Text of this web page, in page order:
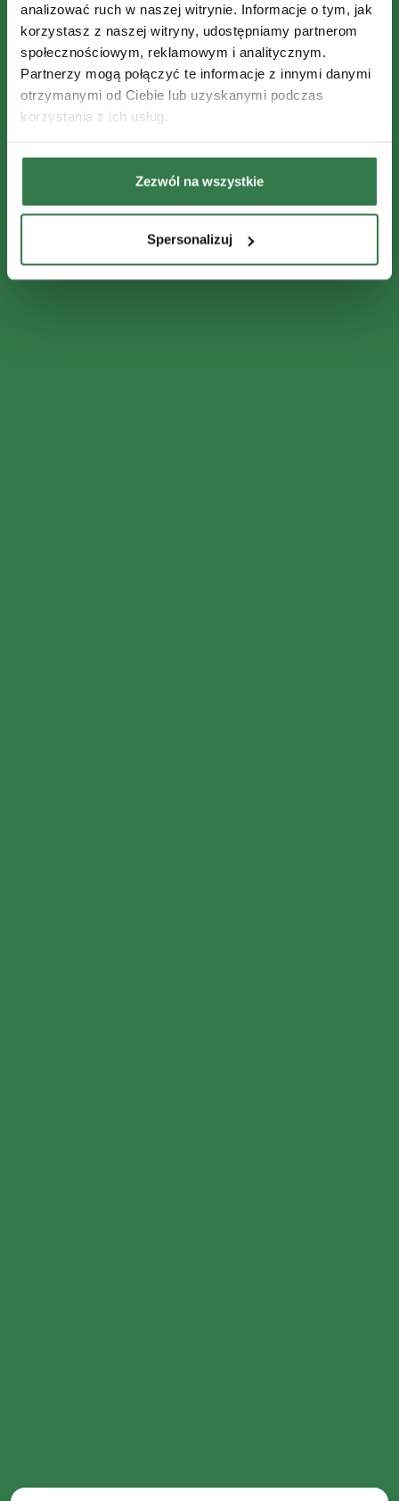
analizować ruch w naszej witrynie. Informacje o tym, jak
korzystasz z naszej witryny, udostępniamy partnerom
społecznościowym, reklamowym i analitycznym.
Partnerzy mogą połączyć te informacje z innymi danymi
otrzymanymi od Ciebie lub uzyskanymi podczas
korzystania z ich usług.
Zezwól na wszystkie
Spersonalizuj